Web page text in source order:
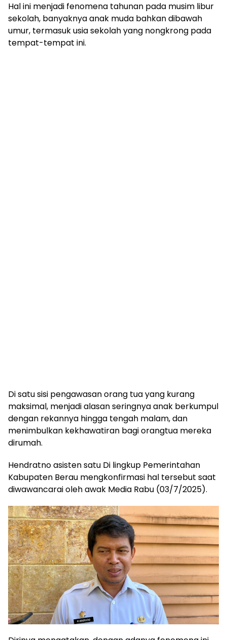
Hal ini menjadi fenomena tahunan pada musim libur
sekolah, banyaknya anak muda bahkan dibawah
umur, termasuk usia sekolah yang nongkrong pada
tempat-tempat ini.
Di satu sisi pengawasan orang tua yang kurang
maksimal, menjadi alasan seringnya anak berkumpul
dengan rekannya hingga tengah malam, dan
menimbulkan kekhawatiran bagi orangtua mereka
dirumah.
Hendratno asisten satu Di lingkup Pemerintahan
Kabupaten Berau mengkonfirmasi hal tersebut saat
diwawancarai oleh awak Media Rabu (03/7/2025).